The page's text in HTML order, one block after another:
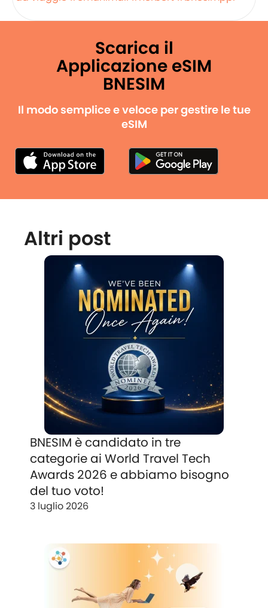
Scarica il
Applicazione eSIM
BNESIM
Il modo semplice e veloce per gestire le tue
eSIM
Altri post
BNESIM è candidato in tre
categorie ai World Travel Tech
Awards 2026 e abbiamo bisogno
del tuo voto!
3 luglio 2026